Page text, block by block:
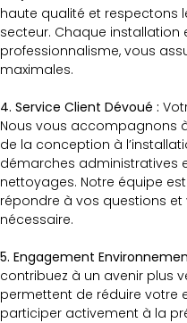
haute qualité et respectons
secteur. Chaque installation
professionnalisme, vous
maximales.
4. Service Client Dévoué :
Nous vous accompagnons
de la conception à
démarches administratives
nettoyages. Notre équipe
répondre à vos questions
nécessaire.
5. Engagement
contribuez à un avenir plus
permettent de réduire votre
participer activement à la